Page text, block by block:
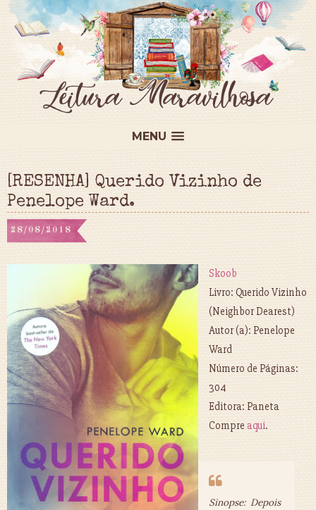
MENU
[RESENHA] Querido Vizinho de
Penelope Ward.
28/08/2018
Skoob
Livro: Querido Vizinho
(Neighbor Dearest)
Autor (a): Penelope
Ward
Número de Páginas:
304
Editora: Paneta
Compre aqui.
Sinopse: Depois